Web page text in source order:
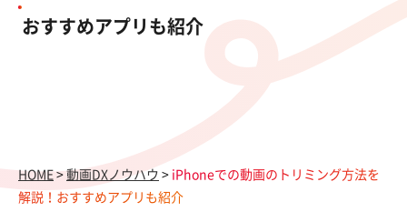
おすすめアプリも紹介
HOME > 動画DXノウハウ > iPhoneでの動画のトリミング方法を
解説！おすすめアプリも紹介